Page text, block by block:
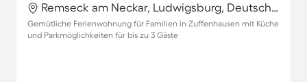
Remseck am Neckar, Ludwigsburg, Deutschland
Gemütliche Ferienwohnung für Familien in Zuffenhausen mit Küche
und Parkmöglichkeiten für bis zu 3 Gäste